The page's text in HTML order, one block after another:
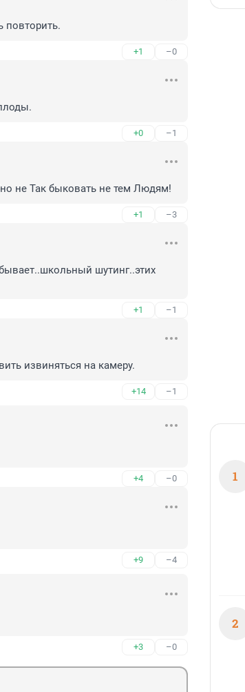
повторить.
+1 –0
+0 –1
не Так быковать не тем Людям!
+1 –3
шутинг..этих
+1 –1
извиняться на камеру.
+14 –1
+4 –0
+9 –4
+3 –0
1
2